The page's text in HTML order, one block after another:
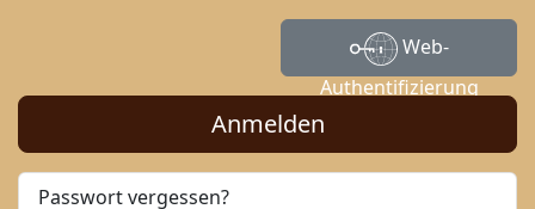
Web-
Authentifizierung
Anmelden
Passwort vergessen?